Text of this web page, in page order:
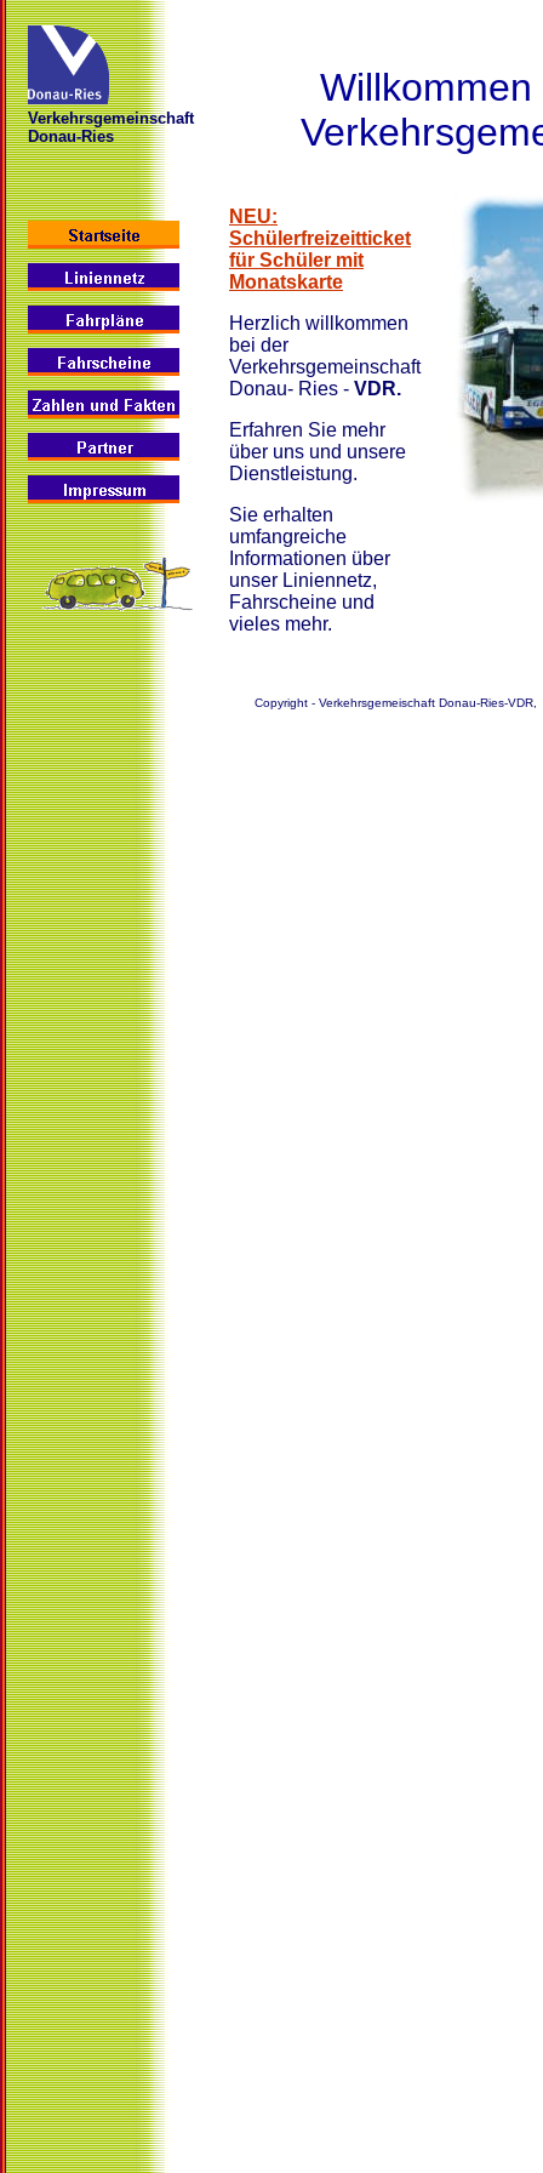
Verkehrsgemeinschaft
Donau-Ries
NEU:
Schülerfreizeitticket
für Schüler mit
Monatskarte
Herzlich willkommen
bei der
Verkehrsgemeinschaft
Donau- Ries - VDR.
Erfahren Sie mehr
über uns und unsere
Dienstleistung.
Sie erhalten
umfangreiche
Informationen über
unser Liniennetz,
Fahrscheine und
vieles mehr.
Copyright - Verkehrsgemeischaft Donau-Ries-